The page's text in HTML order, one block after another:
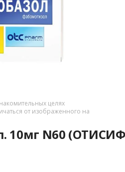
целях
от изображенного на
10мг N60